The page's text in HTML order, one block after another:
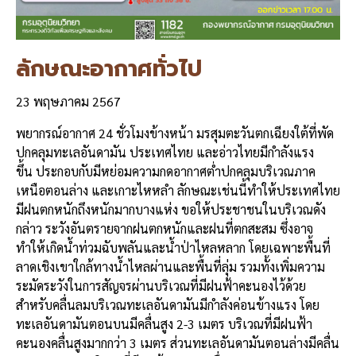
ลักษณะอากาศทั่วไป
23 พฤษภาคม 2567
พยากรณ์อากาศ 24 ชั่วโมงข้างหน้า มรสุมตะวันตกเฉียงใต้ที่พัด
ปกคลุมทะเลอันดามัน ประเทศไทย และอ่าวไทยมีกำลังแรง
ขึ้น ประกอบกับมีหย่อมความกดอากาศต่ำปกคลุมบริเวณภาค
เหนือตอนล่าง และเกาะไหหลำ ลักษณะเช่นนี้ทำให้ประเทศไทย
มีฝนตกหนักถึงหนักมากบางแห่ง ขอให้ประชาชนในบริเวณดัง
กล่าว ระวังอันตรายจากฝนตกหนักและฝนที่ตกสะสม ซึ่งอาจ
ทำให้เกิดน้ำท่วมฉับพลันและน้ำป่าไหลหลาก โดยเฉพาะพื้นที่
ลาดเชิงเขาใกล้ทางน้ำไหลผ่านและพื้นที่ลุ่ม รวมทั้งเพิ่มความ
ระมัดระวังในการสัญจรผ่านบริเวณที่มีฝนฟ้าคะนองไว้ด้วย
สำหรับคลื่นลมบริเวณทะเลอันดามันมีกำลังค่อนข้างแรง โดย
ทะเลอันดามันตอนบนมีคลื่นสูง 2-3 เมตร บริเวณที่มีฝนฟ้า
คะนองคลื่นสูงมากกว่า 3 เมตร ส่วนทะเลอันดามันตอนล่างมีคลื่น